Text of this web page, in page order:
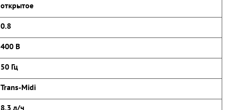
открытое
0.8
400 В
50 Гц
Trans-Midi
8.3 л/ч